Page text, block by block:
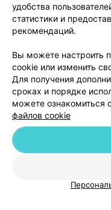
удобства
статистики и
рекомендаций.
Вы можете настроить
cookie или изменить
Для получения
сроках и порядке
можете ознакомиться
файлов cookie